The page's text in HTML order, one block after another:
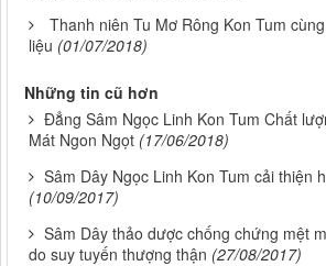
Thanh niên Tu Mơ Rông Kon Tum
liệu (01/07/2018)
Những tin cũ hơn
Đẳng Sâm Ngọc Linh Kon Tum Chất
Mát Ngon Ngọt (17/06/2018)
Sâm Dây Ngọc Linh Kon Tum cải thiện
(10/09/2017)
Sâm Dây thảo dược chống chứng mệt
do suy tuyến thượng thận (27/08/2017)